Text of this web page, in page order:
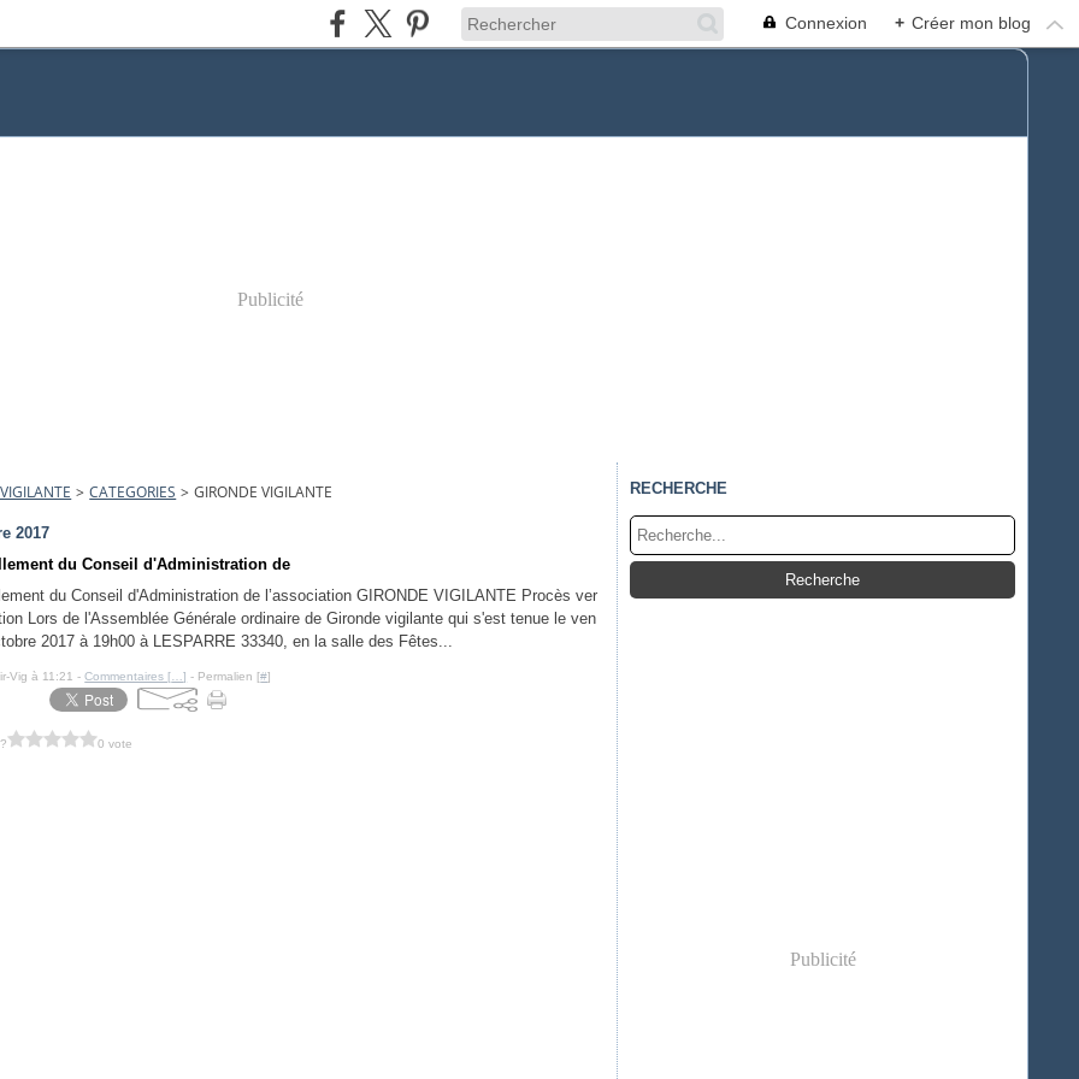
Connexion + Créer mon blog
Publicité
> CATEGORIES > GIRONDE VIGILANTE
2017
du Conseil d'Administration de
du Conseil d'Administration de l’association GIRONDE VIGILANTE Procès ver
Lors de l'Assemblée Générale ordinaire de Gironde vigilante qui s'est tenue le ven
2017 à 19h00 à LESPARRE 33340, en la salle des Fêtes...
Vig à 11:21 -Commentaires [ …] - Permalien [#]
0 vote
RECHERCHE
Publicité